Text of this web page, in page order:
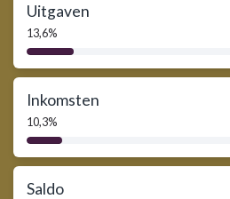
Uitgaven
13,6%
13,6%
Inkomsten
10,3%
10,3%
Saldo